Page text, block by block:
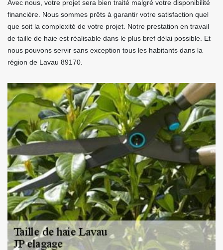
Avec nous, votre projet sera bien traité malgré votre disponibilité
financière. Nous sommes prêts à garantir votre satisfaction quel
que soit la complexité de votre projet. Notre prestation en travail
de taille de haie est réalisable dans le plus bref délai possible. Et
nous pouvons servir sans exception tous les habitants dans la
région de Lavau 89170.